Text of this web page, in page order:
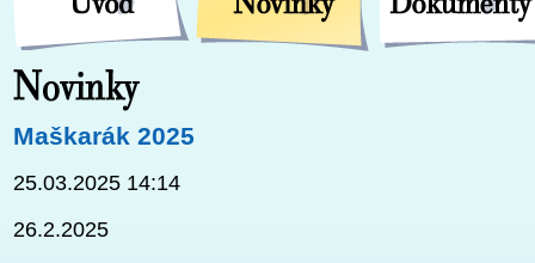
Maškarák 2025
25.03.2025 14:14
26.2.2025